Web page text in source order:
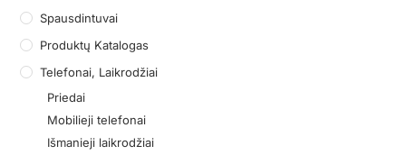
Spausdintuvai
Produktų Katalogas
Telefonai, Laikrodžiai
Priedai
Mobilieji telefonai
Išmanieji laikrodžiai